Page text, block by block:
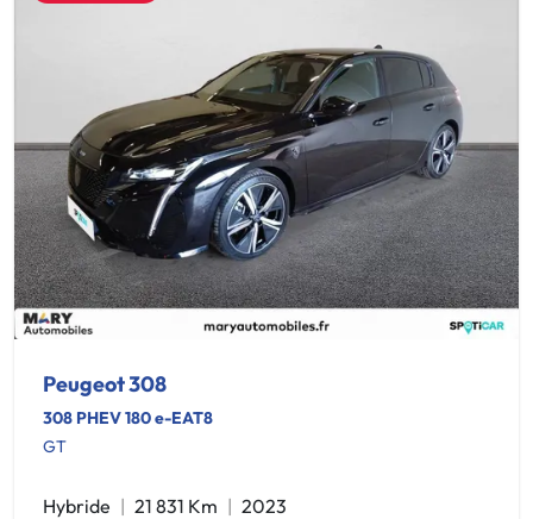
Peugeot 308
308 PHEV 180 e-EAT8
GT
Hybride 21 831 Km
2023